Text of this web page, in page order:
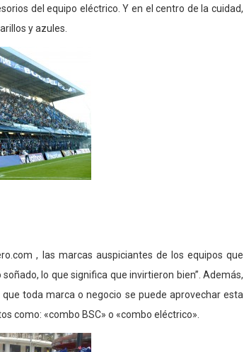
del equipo eléctrico. Y en el centro de la cuidad,
y azules.
, las marcas auspiciantes de los equipos que
lo que significa que invirtieron bien”. Además,
toda marca o negocio se puede aprovechar esta
como: «combo BSC» o «combo eléctrico».